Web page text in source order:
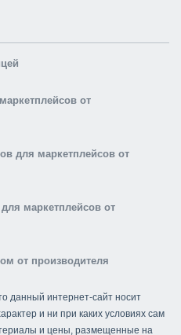
от
для маркетплейсов от
маркетплейсов от
от производителя
данный интернет-сайт носит
и ни при каких условиях сам
и цены, размещенные на